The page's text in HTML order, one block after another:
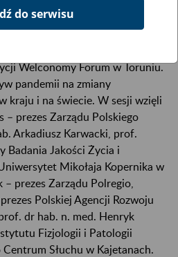
Welconomy Forum w Toruniu.
pandemii na zmiany
kraju i na świecie. W sesji wzięli
– prezes Zarządu Polskiego
Arkadiusz Karwacki, prof.
Badania Jakości Życia i
Mikołaja Kopernika w
prezes Zarządu Polregio,
Polskiej Agencji Rozwoju
dr hab. n. med. Henryk
Fizjologii i Patologii
Słuchu w Kajetanach.
do serwisu